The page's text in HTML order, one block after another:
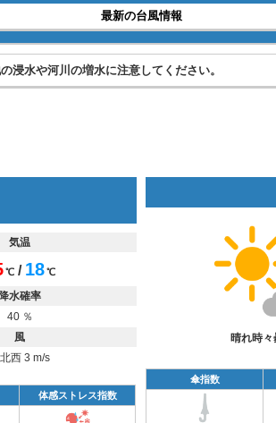
最新の台風情報
浸水や河川の増水に注意してください。
気温
℃ / 18℃
降水確率
40 ％
風
西 3 m/s
体感ストレス指数
晴れ時々
傘指数